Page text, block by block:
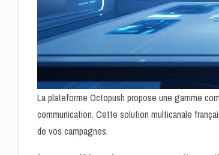
La plateforme Octopush propose une gamme
communication. Cette solution multicanale
de vos campagnes.